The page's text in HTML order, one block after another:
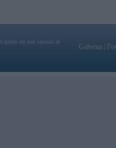
klubs un nav saistīts ar
Galvena